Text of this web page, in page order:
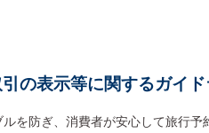
の表示等に関するガイ
を防ぎ、消費者が安心して旅行